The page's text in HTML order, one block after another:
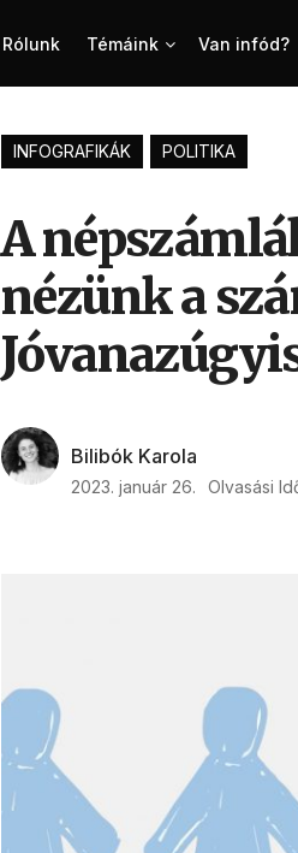
Rólunk Témáink Van infód?
INFOGRAFIKÁK POLITIKA
A
nézünk a
Bilibók Karola
2023. január 26. Olvasási